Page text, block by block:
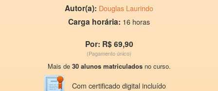
Autor(a): Douglas Laurindo
Carga horária: 16 horas
Por: R$ 69,90
(Pagamento único)
Mais de 30 alunos matriculadosno curso.
Com certificado digital incluído